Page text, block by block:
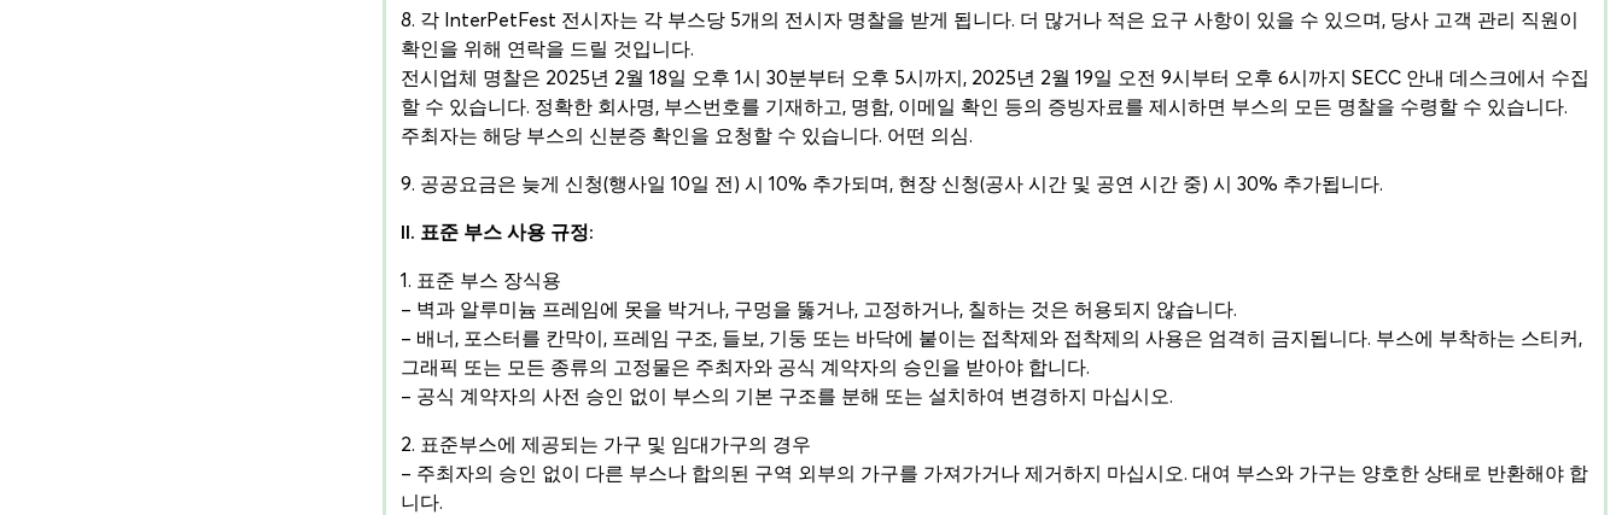
8. 각 InterPetFest 전시자는 각 부스당 5개의 전시자 명찰을 받게 됩니다. 더 많거나 적은 요구 사항이 있을 수 있으며, 당사 고객 관리 직원이
확인을 위해 연락을 드릴 것입니다.
전시업체 명찰은 2025년 2월 18일 오후 1시 30분부터 오후 5시까지, 2025년 2월 19일 오전 9시부터 오후 6시까지 SECC 안내 데스크에서 수집
할 수 있습니다. 정확한 회사명, 부스번호를 기재하고, 명함, 이메일 확인 등의 증빙자료를 제시하면 부스의 모든 명찰을 수령할 수 있습니다.
주최자는 해당 부스의 신분증 확인을 요청할 수 있습니다. 어떤 의심.
9. 공공요금은 늦게 신청(행사일 10일 전) 시 10% 추가되며, 현장 신청(공사 시간 및 공연 시간 중) 시 30% 추가됩니다.
II. 표준 부스 사용 규정:
1. 표준 부스 장식용
– 벽과 알루미늄 프레임에 못을 박거나, 구멍을 뚫거나, 고정하거나, 칠하는 것은 허용되지 않습니다.
– 배너, 포스터를 칸막이, 프레임 구조, 들보, 기둥 또는 바닥에 붙이는 접착제와 접착제의 사용은 엄격히 금지됩니다. 부스에 부착하는 스티커,
그래픽 또는 모든 종류의 고정물은 주최자와 공식 계약자의 승인을 받아야 합니다.
– 공식 계약자의 사전 승인 없이 부스의 기본 구조를 분해 또는 설치하여 변경하지 마십시오.
2. 표준부스에 제공되는 가구 및 임대가구의 경우
– 주최자의 승인 없이 다른 부스나 합의된 구역 외부의 가구를 가져가거나 제거하지 마십시오. 대여 부스와 가구는 양호한 상태로 반환해야 합
니다.